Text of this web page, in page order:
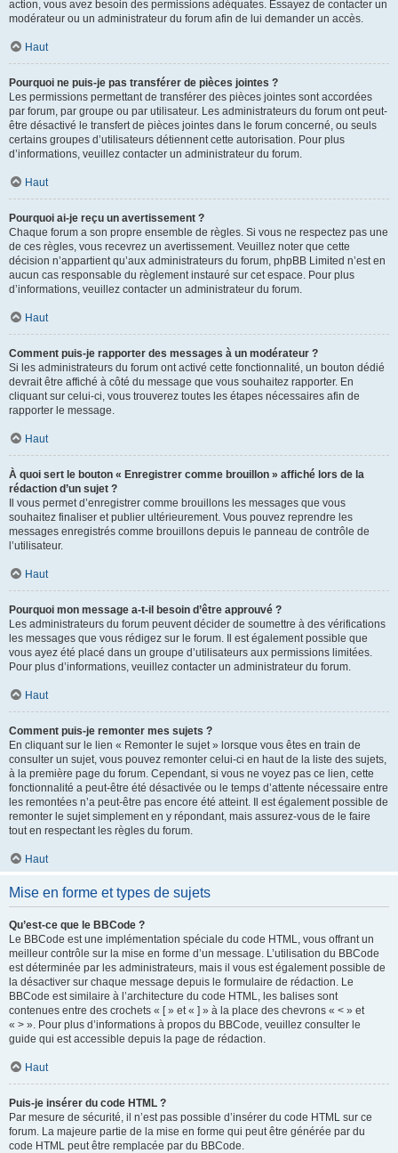
action, vous avez besoin des permissions adéquates. Essayez de contacter un
modérateur ou un administrateur du forum afin de lui demander un accès.
Haut
Pourquoi ne puis-je pas transférer de pièces jointes ?
Les permissions permettant de transférer des pièces jointes sont accordées
par forum, par groupe ou par utilisateur. Les administrateurs du forum ont peut-
être désactivé le transfert de pièces jointes dans le forum concerné, ou seuls
certains groupes d’utilisateurs détiennent cette autorisation. Pour plus
d’informations, veuillez contacter un administrateur du forum.
Haut
Pourquoi ai-je reçu un avertissement ?
Chaque forum a son propre ensemble de règles. Si vous ne respectez pas une
de ces règles, vous recevrez un avertissement. Veuillez noter que cette
décision n’appartient qu’aux administrateurs du forum, phpBB Limited n’est en
aucun cas responsable du règlement instauré sur cet espace. Pour plus
d’informations, veuillez contacter un administrateur du forum.
Haut
Comment puis-je rapporter des messages à un modérateur ?
Si les administrateurs du forum ont activé cette fonctionnalité, un bouton dédié
devrait être affiché à côté du message que vous souhaitez rapporter. En
cliquant sur celui-ci, vous trouverez toutes les étapes nécessaires afin de
rapporter le message.
Haut
À quoi sert le bouton « Enregistrer comme brouillon » affiché lors de la
rédaction d’un sujet ?
Il vous permet d’enregistrer comme brouillons les messages que vous
souhaitez finaliser et publier ultérieurement. Vous pouvez reprendre les
messages enregistrés comme brouillons depuis le panneau de contrôle de
l’utilisateur.
Haut
Pourquoi mon message a-t-il besoin d’être approuvé ?
Les administrateurs du forum peuvent décider de soumettre à des vérifications
les messages que vous rédigez sur le forum. Il est également possible que
vous ayez été placé dans un groupe d’utilisateurs aux permissions limitées.
Pour plus d’informations, veuillez contacter un administrateur du forum.
Haut
Comment puis-je remonter mes sujets ?
En cliquant sur le lien « Remonter le sujet » lorsque vous êtes en train de
consulter un sujet, vous pouvez remonter celui-ci en haut de la liste des sujets,
à la première page du forum. Cependant, si vous ne voyez pas ce lien, cette
fonctionnalité a peut-être été désactivée ou le temps d’attente nécessaire entre
les remontées n’a peut-être pas encore été atteint. Il est également possible de
remonter le sujet simplement en y répondant, mais assurez-vous de le faire
tout en respectant les règles du forum.
Haut
Mise en forme et types de sujets
Qu’est-ce que le BBCode ?
Le BBCode est une implémentation spéciale du code HTML, vous offrant un
meilleur contrôle sur la mise en forme d’un message. L’utilisation du BBCode
est déterminée par les administrateurs, mais il vous est également possible de
la désactiver sur chaque message depuis le formulaire de rédaction. Le
BBCode est similaire à l’architecture du code HTML, les balises sont
contenues entre des crochets « [ » et « ] » à la place des chevrons « < » et
« > ». Pour plus d’informations à propos du BBCode, veuillez consulter le
guide qui est accessible depuis la page de rédaction.
Haut
Puis-je insérer du code HTML ?
Par mesure de sécurité, il n’est pas possible d’insérer du code HTML sur ce
forum. La majeure partie de la mise en forme qui peut être générée par du
code HTML peut être remplacée par du BBCode.